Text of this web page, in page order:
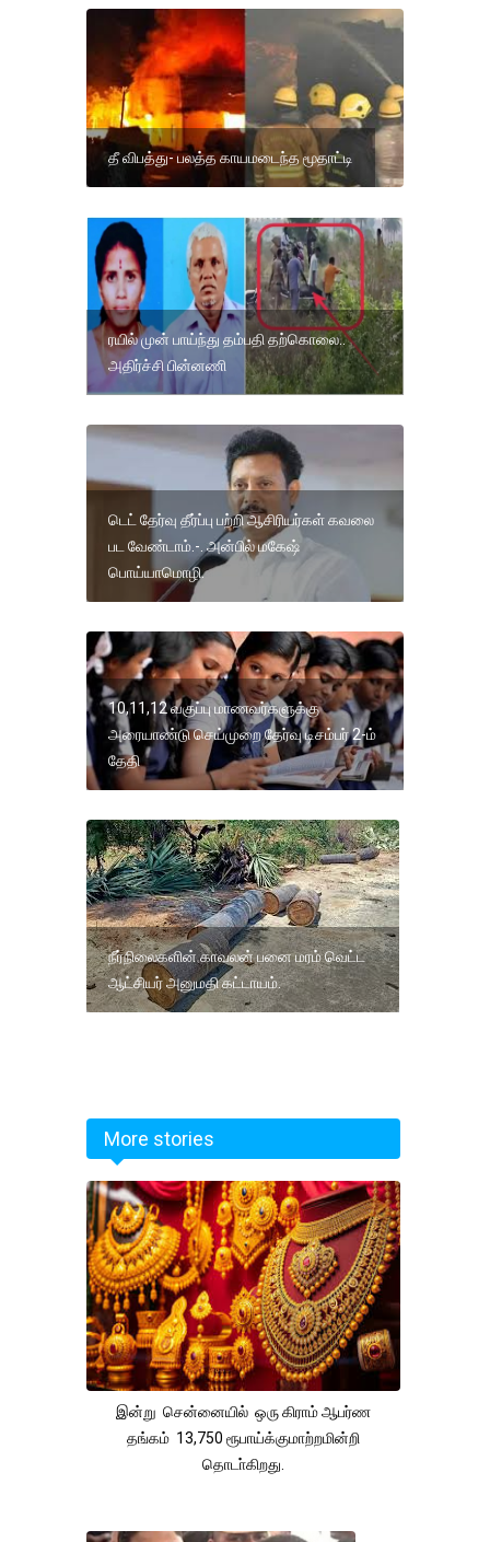
தீ விபத்து- பலத்த காயமடைந்த மூதாட்டி
ரயில் முன் பாய்ந்து தம்பதி தற்கொலை..
அதிர்ச்சி பின்னணி
டெட் தேர்வு தீர்ப்பு பற்றி ஆசிரியர்கள் கவலை
பட வேண்டாம்.-. அன்பில் மகேஷ்
பொய்யாமொழி.
10,11,12 வகுப்பு மாணவர்களுக்கு
அரையாண்டு செய்முறை தேர்வு டிசம்பர் 2-ம்
தேதி
நீர்நிலைகளின் காவலன் பனை மரம் வெட்ட
ஆட்சியர் அனுமதி கட்டாயம்.
More stories
இன்று சென்னையில் ஒரு கிராம் ஆபர்ண
தங்கம் 13,750 ரூபாய்க்குமாற்றமின்றி
தொடா்கிறது.